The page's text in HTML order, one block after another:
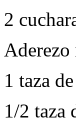
2
Aderezo
1 taza
1/2 taza